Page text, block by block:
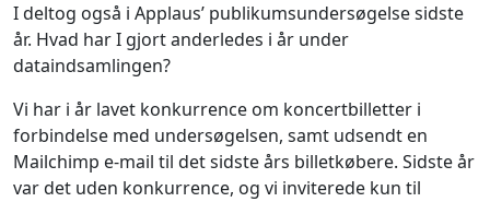
I deltog også i Applaus’ publikumsundersøgelse sidste
år. Hvad har I gjort anderledes i år under
dataindsamlingen?
Vi har i år lavet konkurrence om koncertbilletter i
forbindelse med undersøgelsen, samt udsendt en
Mailchimp e-mail til det sidste års billetkøbere. Sidste år
var det uden konkurrence, og vi inviterede kun til